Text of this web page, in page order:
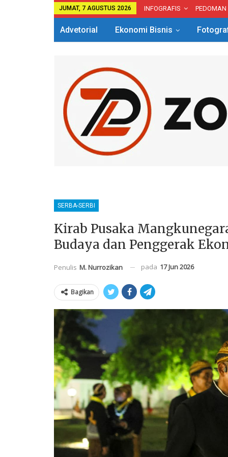
JUMAT, 7 AGUSTUS 2026 INFOGRAFIS PEDOMAN
Advetorial Ekonomi Bisnis
SERBA-SERBI
Kirab Pusaka
Budaya dan Penggerak
Penulis M. Nurrozikan pada 17 Jun 2026
Bagikan